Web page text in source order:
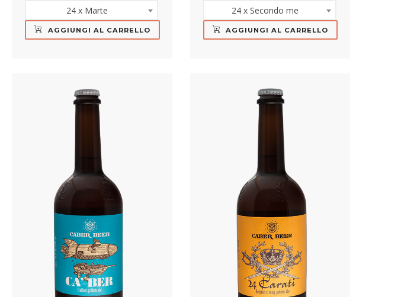
24 x Marte
AGGIUNGI AL CARRELLO
24 x Secondo me
AGGIUNGI AL CARRELLO